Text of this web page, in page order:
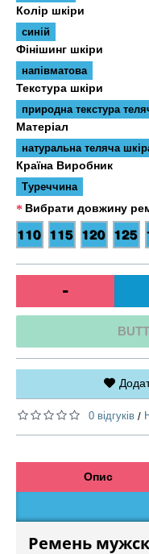
Колір шкіри
синій
Фінішинг шкіри
напівматова
Текстура шкіри
природна текстура
Матеріал
натуральна теляча
Країна Виробник
Туреччина
Вибрати довжину
-
0 відгуків /
Опис
Ремень